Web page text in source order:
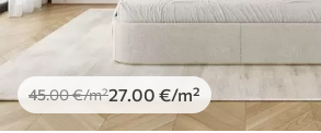
45.00€/m²27 .00 €/m²